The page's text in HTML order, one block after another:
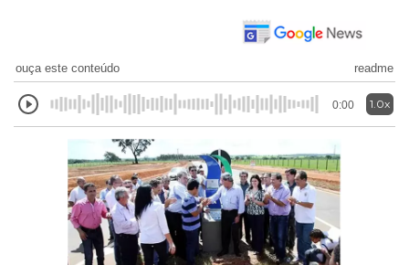
ouça este conteúdo readme
0:00 1.0x